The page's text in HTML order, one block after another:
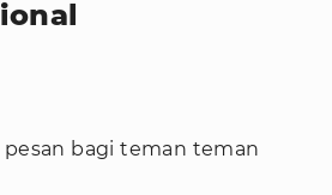
bagi teman teman